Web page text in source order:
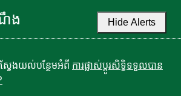
ង Hide Alerts
វែងយល់បន្ថែមអំពី ការផ្លាស់ប្តូរសិទ្ធិទទួលបាន